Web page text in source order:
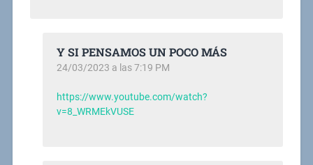
Y SI PENSAMOS UN POCO MÁS
24/03/2023 a las 7:19 PM
https://www.youtube.com/watch?
v=8_WRMEkVUSE